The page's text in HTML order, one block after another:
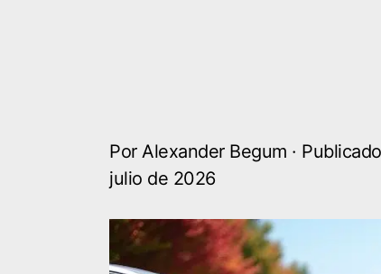
Por Alexander Begum ·
julio de 2026